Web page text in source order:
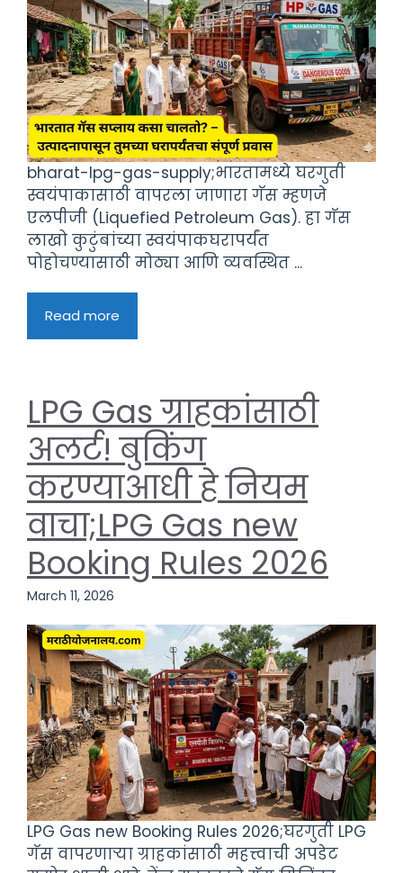
bharat-lpg-gas-supply;भारतामध्ये घरगुती
स्वयंपाकासाठी वापरला जाणारा गॅस म्हणजे
एलपीजी (Liquefied Petroleum Gas). हा गॅस
लाखो कुटुंबांच्या स्वयंपाकघरापर्यंत
पोहोचण्यासाठी मोठ्या आणि व्यवस्थित ...
Read more
LPG Gas ग्राहकांसाठी
अलर्ट! बुकिंग
करण्याआधी हे नियम
वाचा;LPG Gas new
Booking Rules 2026
March 11, 2026
LPG Gas new Booking Rules 2026;घरगुती LPG
गॅस वापरणाऱ्या ग्राहकांसाठी महत्त्वाची अपडेट